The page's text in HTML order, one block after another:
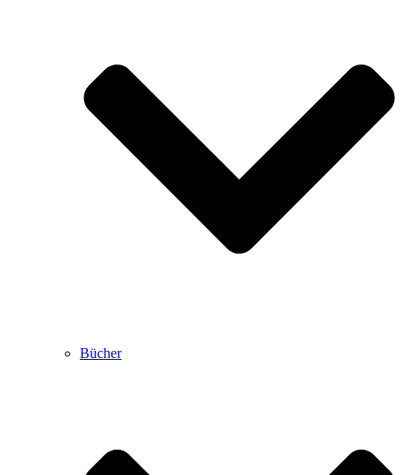
Bücher